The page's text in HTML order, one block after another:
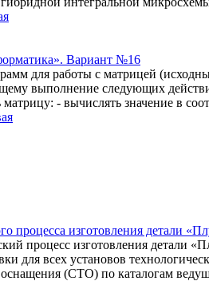
Вариант №16
для работы с матрицей
выполнение следующих
- вычислять значение в
процесса изготовления детали
процесс изготовления детали
для всех установов
оснащения (СТО) по каталогам